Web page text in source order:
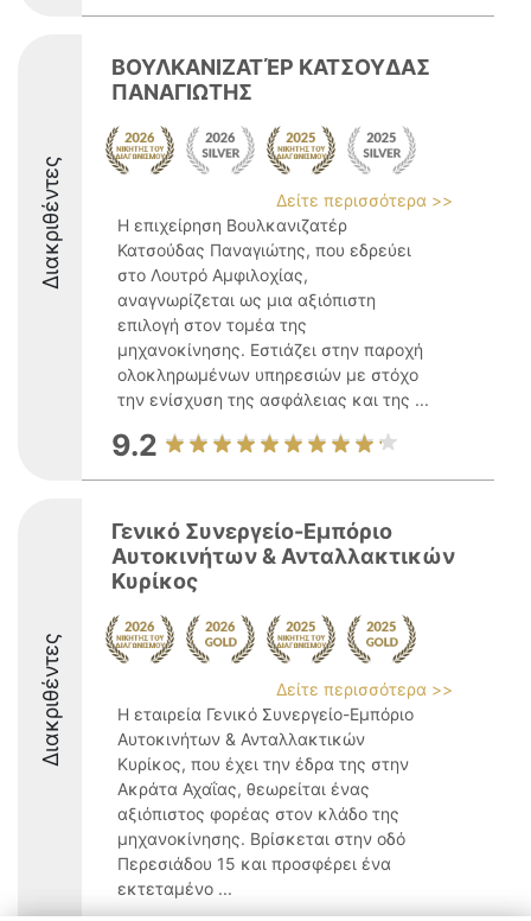
Διακριθέντες
ΒΟΥΛΚΑΝΙΖΑΤΈΡ ΚΑΤΣΟΥΔΑΣ
ΠΑΝΑΓΙΩΤΗΣ
Δείτε περισσότερα >>
Η επιχείρηση Βουλκανιζατέρ
Κατσούδας Παναγιώτης, που εδρεύει
στο Λουτρό Αμφιλοχίας,
αναγνωρίζεται ως μια αξιόπιστη
επιλογή στον τομέα της
μηχανοκίνησης. Εστιάζει στην παροχή
ολοκληρωμένων υπηρεσιών με στόχο
την ενίσχυση της ασφάλειας και της ...
9.2
Διακριθέντες
Γενικό Συνεργείο-Εμπόριο
Αυτοκινήτων & Ανταλλακτικών
Κυρίκος
Δείτε περισσότερα >>
Η εταιρεία Γενικό Συνεργείο-Εμπόριο
Αυτοκινήτων & Ανταλλακτικών
Κυρίκος, που έχει την έδρα της στην
Ακράτα Αχαΐας, θεωρείται ένας
αξιόπιστος φορέας στον κλάδο της
μηχανοκίνησης. Βρίσκεται στην οδό
Περεσιάδου 15 και προσφέρει ένα
εκτεταμένο ...